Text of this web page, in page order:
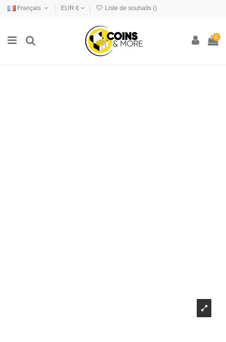
Français EUR € Liste de souhaits ()
0